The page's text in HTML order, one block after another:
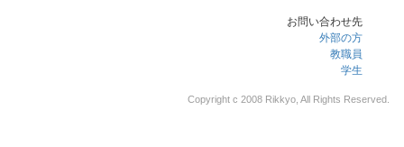
お問い合わせ先
外部の方
教職員
学生
Copyright c 2008 Rikkyo, All Rights Reserved.